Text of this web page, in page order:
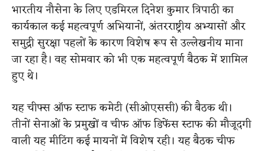
भारतीय नौसेना के लिए एडमिरल दिनेश कुमार त्रिपाठी का
कार्यकाल कई महत्वपूर्ण अभियानों, अंतरराष्ट्रीय अभ्यासों और
समुद्री सुरक्षा पहलों के कारण विशेष रूप से उल्लेखनीय माना
जा रहा है। वह सोमवार को भी एक महत्वपूर्ण बैठक में शामिल
हुए थे।
यह चीफ्स ऑफ स्टाफ कमेटी (सीओएससी) की बैठक थी।
तीनों सेनाओं के प्रमुखों व चीफ ऑफ डिफेंस स्टाफ की मौजूदगी
वाली यह मीटिंग कई मायनों में विशेष रही। यह बैठक चीफ